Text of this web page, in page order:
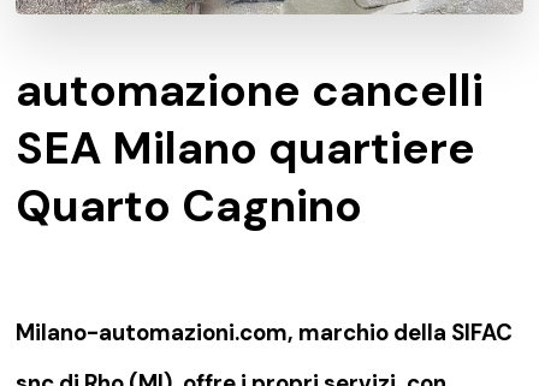
automazione cancelli
SEA Milano quartiere
Quarto Cagnino
Milano-automazioni.com, marchio della SIFAC